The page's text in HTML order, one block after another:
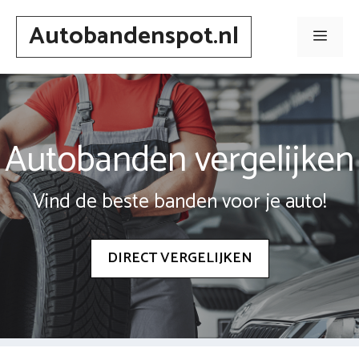
Spring
inhoudAutobandenspot.nl Menu
Autobanden vergelijken
Vind de beste banden voor je auto!
DIRECT VERGELIJKEN